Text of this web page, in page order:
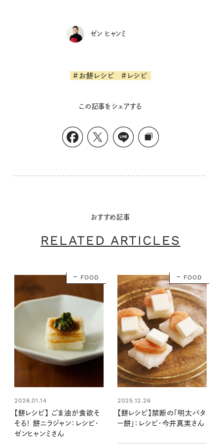
ゼン ヒャンミ
#お餅レシピ #レシピ
この記事をシェアする
おすすめ記事
RELATED ARTICLES
FOOD
2026.01.14
【餅レシピ】 ごま油が食欲そ
そる！ 餅ニラジャン：レシピ・
ゼンヒャンミさん
FOOD
2025.12.26
【餅レシピ】禁断の「明太バタ
ー餅」：レシピ・今井真実さん